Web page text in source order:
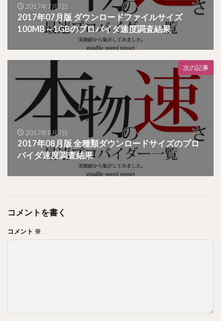
2017年7月7日
2017年07月版 ダウンロードファイルサイズ
100MB～1GBのプロバイダ速度調査結果
次の記事
2017年8月7日
2017年08月版 全種類ダウンロードサイズのプロ
バイダ速度調査結果
コメントを書く
コメント ※